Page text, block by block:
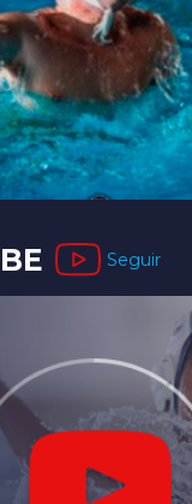
Seguir